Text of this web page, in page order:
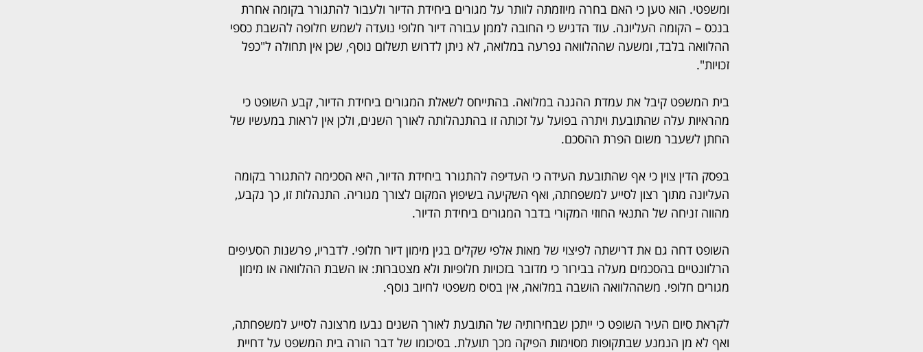
ומשפטי. הוא טען כי האם בחרה מיוזמתה לוותר על מגורים ביחידת הדיור ולעבור להתגורר בקומה אחרת
בנכס – הקומה העליונה. עוד הדגיש כי החובה לממן עבורה דיור חלופי נועדה לשמש חלופה להשבת כספי
ההלוואה בלבד, ומשעה שההלוואה נפרעה במלואה, לא ניתן לדרוש תשלום נוסף, שכן אין תחולה ל"כפל
זכויות".
בית המשפט קיבל את עמדת ההגנה במלואה. בהתייחס לשאלת המגורים ביחידת הדיור, קבע השופט כי
מהראיות עלה שהתובעת ויתרה בפועל על זכותה זו בהתנהלותה לאורך השנים, ולכן אין לראות במעשיו של
החתן לשעבר משום הפרת ההסכם.
בפסק הדין צוין כי אף שהתובעת העידה כי העדיפה להתגורר ביחידת הדיור, היא הסכימה להתגורר בקומה
העליונה מתוך רצון לסייע למשפחתה, ואף השקיעה בשיפוץ המקום לצורך מגוריה. התנהלות זו, כך נקבע,
מהווה זניחה של התנאי החוזי המקורי בדבר המגורים ביחידת הדיור.
השופט דחה גם את דרישתה לפיצוי של מאות אלפי שקלים בגין מימון דיור חלופי. לדבריו, פרשנות הסעיפים
הרלוונטיים בהסכמים מעלה בבירור כי מדובר בזכויות חלופיות ולא מצטברות: או השבת ההלוואה או מימון
מגורים חלופי. משההלוואה הושבה במלואה, אין בסיס משפטי לחיוב נוסף.
לקראת סיום העיר השופט כי ייתכן שבחירותיה של התובעת לאורך השנים נבעו מרצונה לסייע למשפחתה,
ואף לא מן הנמנע שבתקופות מסוימות הפיקה מכך תועלת. בסיכומו של דבר הורה בית המשפט על דחיית